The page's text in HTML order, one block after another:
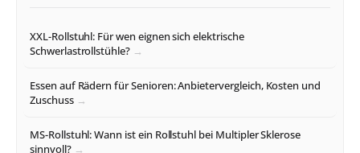
XXL-Rollstuhl: Für wen eignen sich elektrische
Schwerlastrollstühle?
Essen auf Rädern für Senioren: Anbietervergleich, Kosten und
Zuschuss
MS-Rollstuhl: Wann ist ein Rollstuhl bei Multipler Sklerose
sinnvoll?